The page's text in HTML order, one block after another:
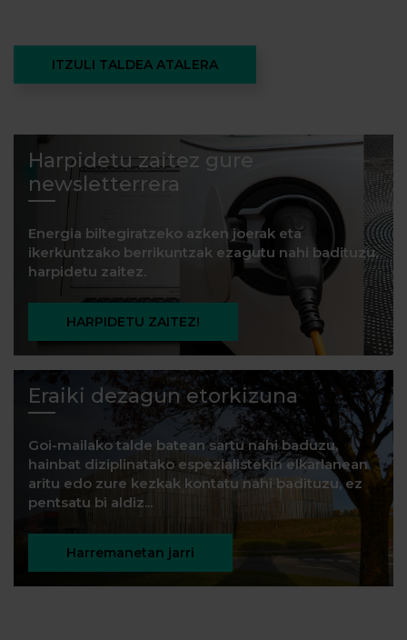
ITZULI TALDEA ATALERA
Harpidetu zaitez gure
newsletterrera
Energia biltegiratzeko azken joerak eta
ikerkuntzako berrikuntzak ezagutu nahi badituzu,
harpidetu zaitez.
HARPIDETU ZAITEZ!
Eraiki dezagun etorkizuna
Goi-mailako talde batean sartu nahi baduzu,
hainbat diziplinatako espezialistekin elkarlanean
aritu edo zure kezkak kontatu nahi badituzu, ez
pentsatu bi aldiz...
Harremanetan jarri